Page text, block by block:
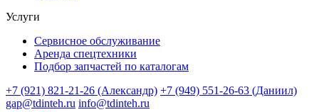
Услуги
Сервисное обслуживание
Аренда спецтехники
Подбор запчастей по каталогам
+7 (921) 821-21-26 (Александр) +7 (949) 551-26-63 (Даниил)
gap@tdinteh.ru info@tdinteh.ru